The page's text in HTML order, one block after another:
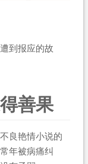
到报应的故
善果
良艳情小说的
年被病痛纠